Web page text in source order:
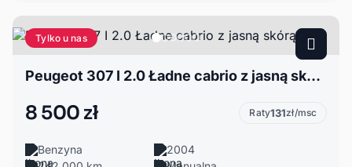
Tylko u nas
Peugeot 307 I 2.0 Ładne cabrio z jasną skórą
8 500 zł Raty131zł/msc
Benzyna
2004